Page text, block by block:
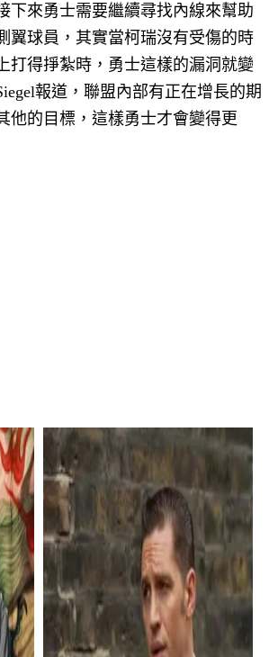
下來勇士需要繼續尋找內線來幫助
翼球員，其實當柯瑞沒有受傷的時
打得掙紮時，勇士這樣的漏洞就變
報道，聯盟內部有正在增長的期
他的目標，這樣勇士才會變得更